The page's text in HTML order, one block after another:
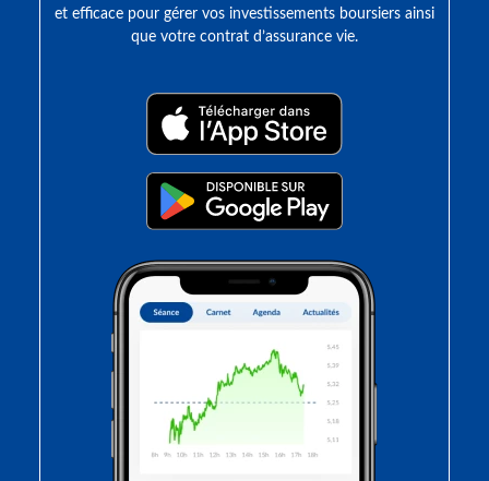
et efficace pour gérer vos investissements boursiers ainsi
que votre contrat d’assurance vie.